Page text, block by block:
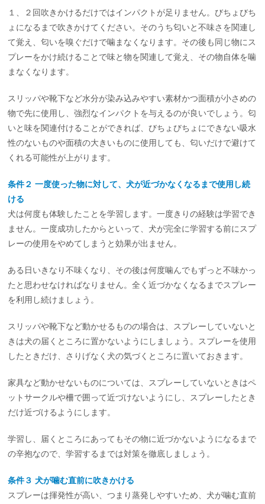
１、２回吹きかけるだけではインパクトが足りません。びちょびち
ょになるまで吹きかけてください。そのうち匂いと不味さを関連し
て覚え、匂いを嗅ぐだけで噛まなくなります。その後も同じ物にス
プレーをかけ続けることで味と物を関連して覚え、その物自体を噛
まなくなります。
スリッパや靴下など水分が染み込みやすい素材かつ面積が小さめの
物で先に使用し、強烈なインパクトを与えるのが良いでしょう。匂
いと味を関連付けることができれば、びちょびちょにできない吸水
性のないものや面積の大きいものに使用しても、匂いだけで避けて
くれる可能性が上がります。
条件２ 一度使った物に対して、犬が近づかなくなるまで使用し続
ける
犬は何度も体験したことを学習します。一度きりの経験は学習でき
ません。一度成功したからといって、犬が完全に学習する前にスプ
レーの使用をやめてしまうと効果が出ません。
ある日いきなり不味くなり、その後は何度噛んでもずっと不味かっ
たと思わせなければなりません。全く近づかなくなるまでスプレー
を利用し続けましょう。
スリッパや靴下など動かせるものの場合は、スプレーしていないと
きは犬の届くところに置かないようにしましょう。スプレーを使用
したときだけ、さりげなく犬の気づくところに置いておきます。
家具など動かせないものについては、スプレーしていないときはペ
ットサークルや柵で囲って近づけないようにし、スプレーしたとき
だけ近づけるようにします。
学習し、届くところにあってもその物に近づかないようになるまで
の辛抱なので、学習するまでは対策を徹底しましょう。
条件３ 犬が噛む直前に吹きかける
スプレーは揮発性が高い、つまり蒸発しやすいため、犬が噛む直前